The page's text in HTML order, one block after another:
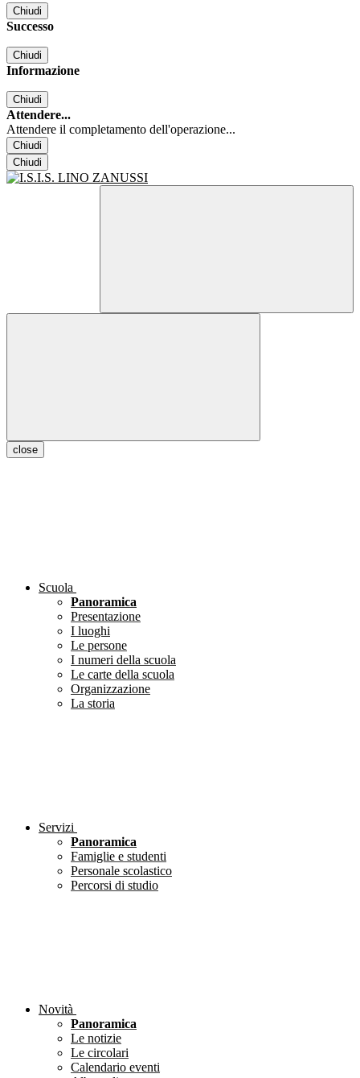
Chiudi
Successo
Chiudi
Informazione
Chiudi
Attendere...
Attendere il completamento dell'operazione...
Chiudi
Chiudi
close
Scuola
Panoramica
Presentazione
I luoghi
Le persone
I numeri della scuola
Le carte della scuola
Organizzazione
La storia
Servizi
Panoramica
Famiglie e studenti
Personale scolastico
Percorsi di studio
Novità
Panoramica
Le notizie
Le circolari
Calendario eventi